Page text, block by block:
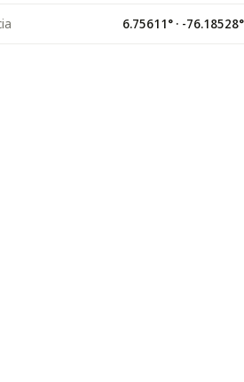
6.75611° · -76.18528°